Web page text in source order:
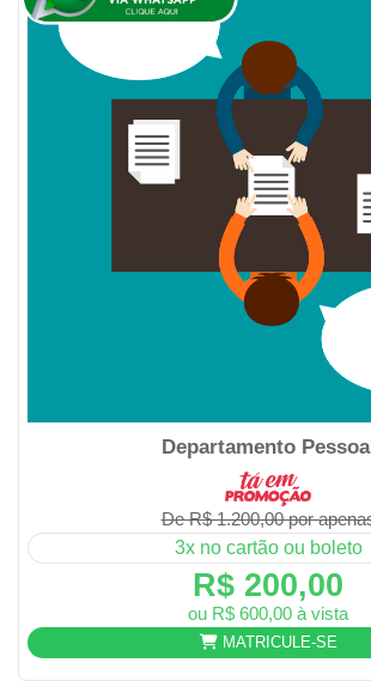
Departamento
De R$ 1.200,00 por
3x no cartão ou boleto
R$ 200,00
ou R$ 600,00 à vista
MATRICULE-SE